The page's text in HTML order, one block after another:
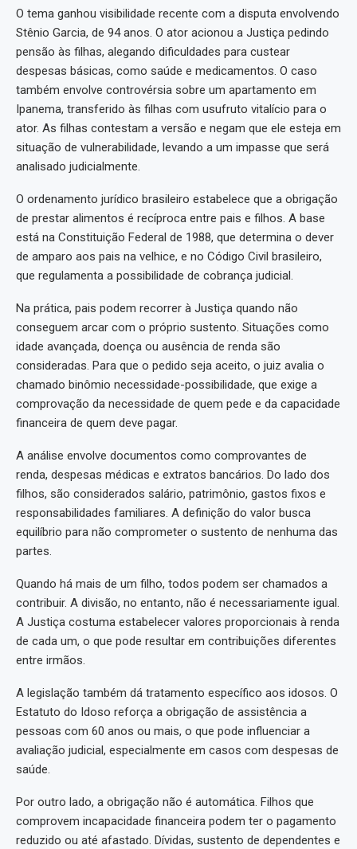
O tema ganhou visibilidade recente com a disputa envolvendo
Stênio Garcia, de 94 anos. O ator acionou a Justiça pedindo
pensão às filhas, alegando dificuldades para custear
despesas básicas, como saúde e medicamentos. O caso
também envolve controvérsia sobre um apartamento em
Ipanema, transferido às filhas com usufruto vitalício para o
ator. As filhas contestam a versão e negam que ele esteja em
situação de vulnerabilidade, levando a um impasse que será
analisado judicialmente.
O ordenamento jurídico brasileiro estabelece que a obrigação
de prestar alimentos é recíproca entre pais e filhos. A base
está na Constituição Federal de 1988, que determina o dever
de amparo aos pais na velhice, e no Código Civil brasileiro,
que regulamenta a possibilidade de cobrança judicial.
Na prática, pais podem recorrer à Justiça quando não
conseguem arcar com o próprio sustento. Situações como
idade avançada, doença ou ausência de renda são
consideradas. Para que o pedido seja aceito, o juiz avalia o
chamado binômio necessidade-possibilidade, que exige a
comprovação da necessidade de quem pede e da capacidade
financeira de quem deve pagar.
A análise envolve documentos como comprovantes de
renda, despesas médicas e extratos bancários. Do lado dos
filhos, são considerados salário, patrimônio, gastos fixos e
responsabilidades familiares. A definição do valor busca
equilíbrio para não comprometer o sustento de nenhuma das
partes.
Quando há mais de um filho, todos podem ser chamados a
contribuir. A divisão, no entanto, não é necessariamente igual.
A Justiça costuma estabelecer valores proporcionais à renda
de cada um, o que pode resultar em contribuições diferentes
entre irmãos.
A legislação também dá tratamento específico aos idosos. O
Estatuto do Idoso reforça a obrigação de assistência a
pessoas com 60 anos ou mais, o que pode influenciar a
avaliação judicial, especialmente em casos com despesas de
saúde.
Por outro lado, a obrigação não é automática. Filhos que
comprovem incapacidade financeira podem ter o pagamento
reduzido ou até afastado. Dívidas, sustento de dependentes e